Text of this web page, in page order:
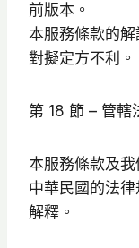
前版本。
本服務條款的
對擬定方不利。
第 18 節 – 管轄
本服務條款及
中華民國的法
解釋。